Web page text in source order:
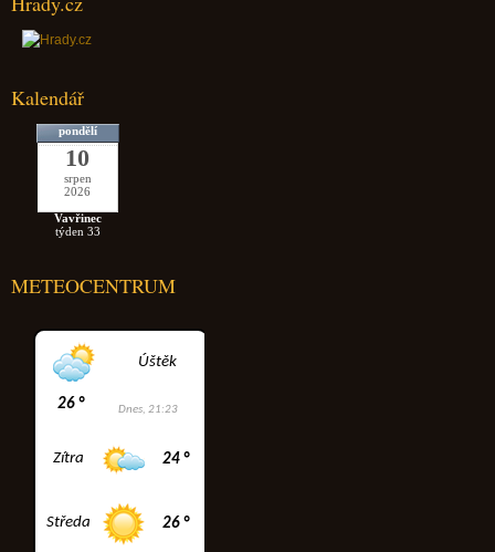
Kalendář
pondělí
10
srpen
2026
Vavřinec
týden 33
METEOCENTRUM